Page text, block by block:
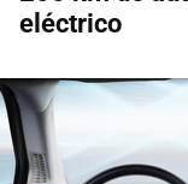
eléctrico